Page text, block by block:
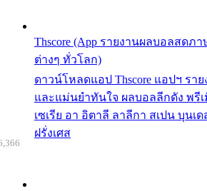
Thscore (App รายงานผลบอลสดภ
ต่างๆ ทั่วโลก)
ดาวน์โหลดแอป Thscore แอปฯ รา
และแม่นยำทันใจ ผลบอลลีกดัง พรี
เซเรีย อา อิตาลี ลาลีกา สเปน บุนเ
ฝรั่งเศส